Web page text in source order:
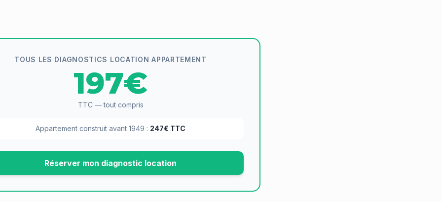
TOUS LES DIAGNOSTICS LOCATION APPARTEMENT
197€
TTC — tout compris
Appartement construit avant 1949 : 247€ TTC
Réserver mon diagnostic location